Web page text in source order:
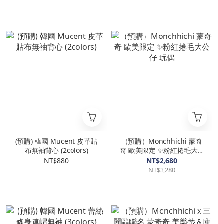
(預購) 韓國 Mucent 皮革貼
布無袖背心 (2colors)
NT$880
（預購）Monchhichi 蒙奇
奇 歐美限定 ✨粉紅捲毛大公
仔 玩偶
NT$2,680
NT$3,280